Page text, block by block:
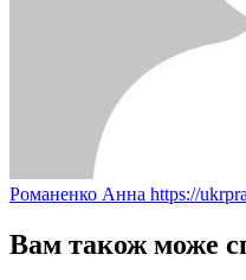
Романенко Анна https://
Вам також може